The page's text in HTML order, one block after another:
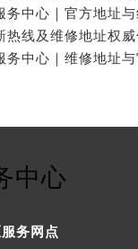
中心
务网点